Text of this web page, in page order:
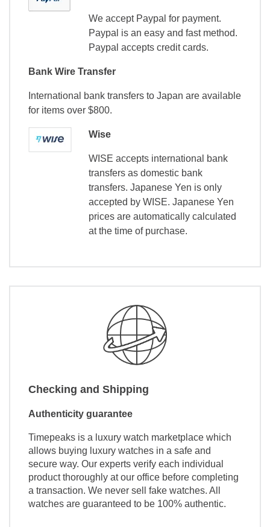
We accept Paypal for payment.
Paypal is an easy and fast method.
Paypal accepts credit cards.
Bank Wire Transfer
International bank transfers to Japan are available
for items over $800.
Wise
WISE accepts international bank
transfers as domestic bank
transfers. Japanese Yen is only
accepted by WISE. Japanese Yen
prices are automatically calculated
at the time of purchase.
Checking and Shipping
Authenticity guarantee
Timepeaks is a luxury watch marketplace which
allows buying luxury watches in a safe and
secure way. Our experts verify each individual
product thoroughly at our office before completing
a transaction. We never sell fake watches. All
watches are guaranteed to be 100% authentic.